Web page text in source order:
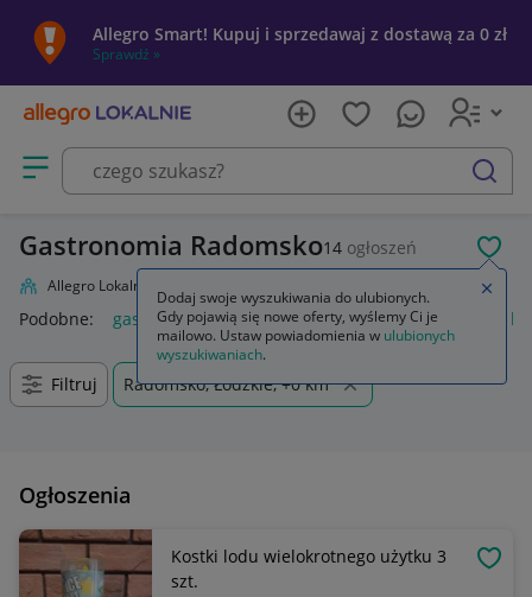
Allegro Smart! Kupuj i sprzedawaj z dostawą za 0 zł
Sprawdź »
Otwórz menu z kategoriami
szukaj
Gastronomia Radomsko14 ogłoszeń
Allegro Lokalnie
Podobne: gastronomia kosz na śmieci gastronomia buty
Filtruj Radomsko, Łódzkie, +0 km
Ogłoszenia
Kostki lodu wielokrotnego użytku 3
szt.
Dodaj swoje wyszukiwania do ulubionych.
Gdy pojawią się nowe oferty, wyślemy Ci je
mailowo. Ustaw powiadomienia w ulubionych
wyszukiwaniach.